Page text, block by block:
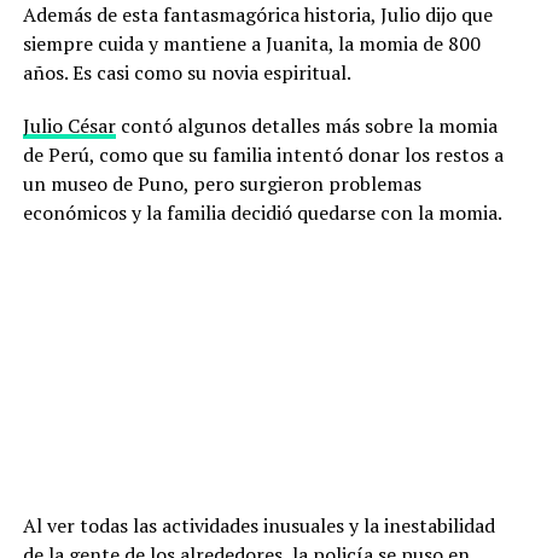
Además de esta fantasmagórica historia, Julio dijo que
siempre cuida y mantiene a Juanita, la momia de 800
años. Es casi como su novia espiritual.
Julio Césarcontó algunos detalles más sobre la momia
de Perú, como que su familia intentó donar los restos a
un museo de Puno, pero surgieron problemas
económicos y la familia decidió quedarse con la momia.
Al ver todas las actividades inusuales y la inestabilidad